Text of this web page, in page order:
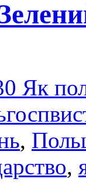
Як
,
,